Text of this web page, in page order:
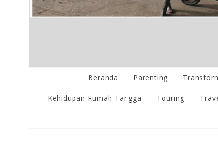
Beranda Parenting
Kehidupan Rumah Tangga Touring